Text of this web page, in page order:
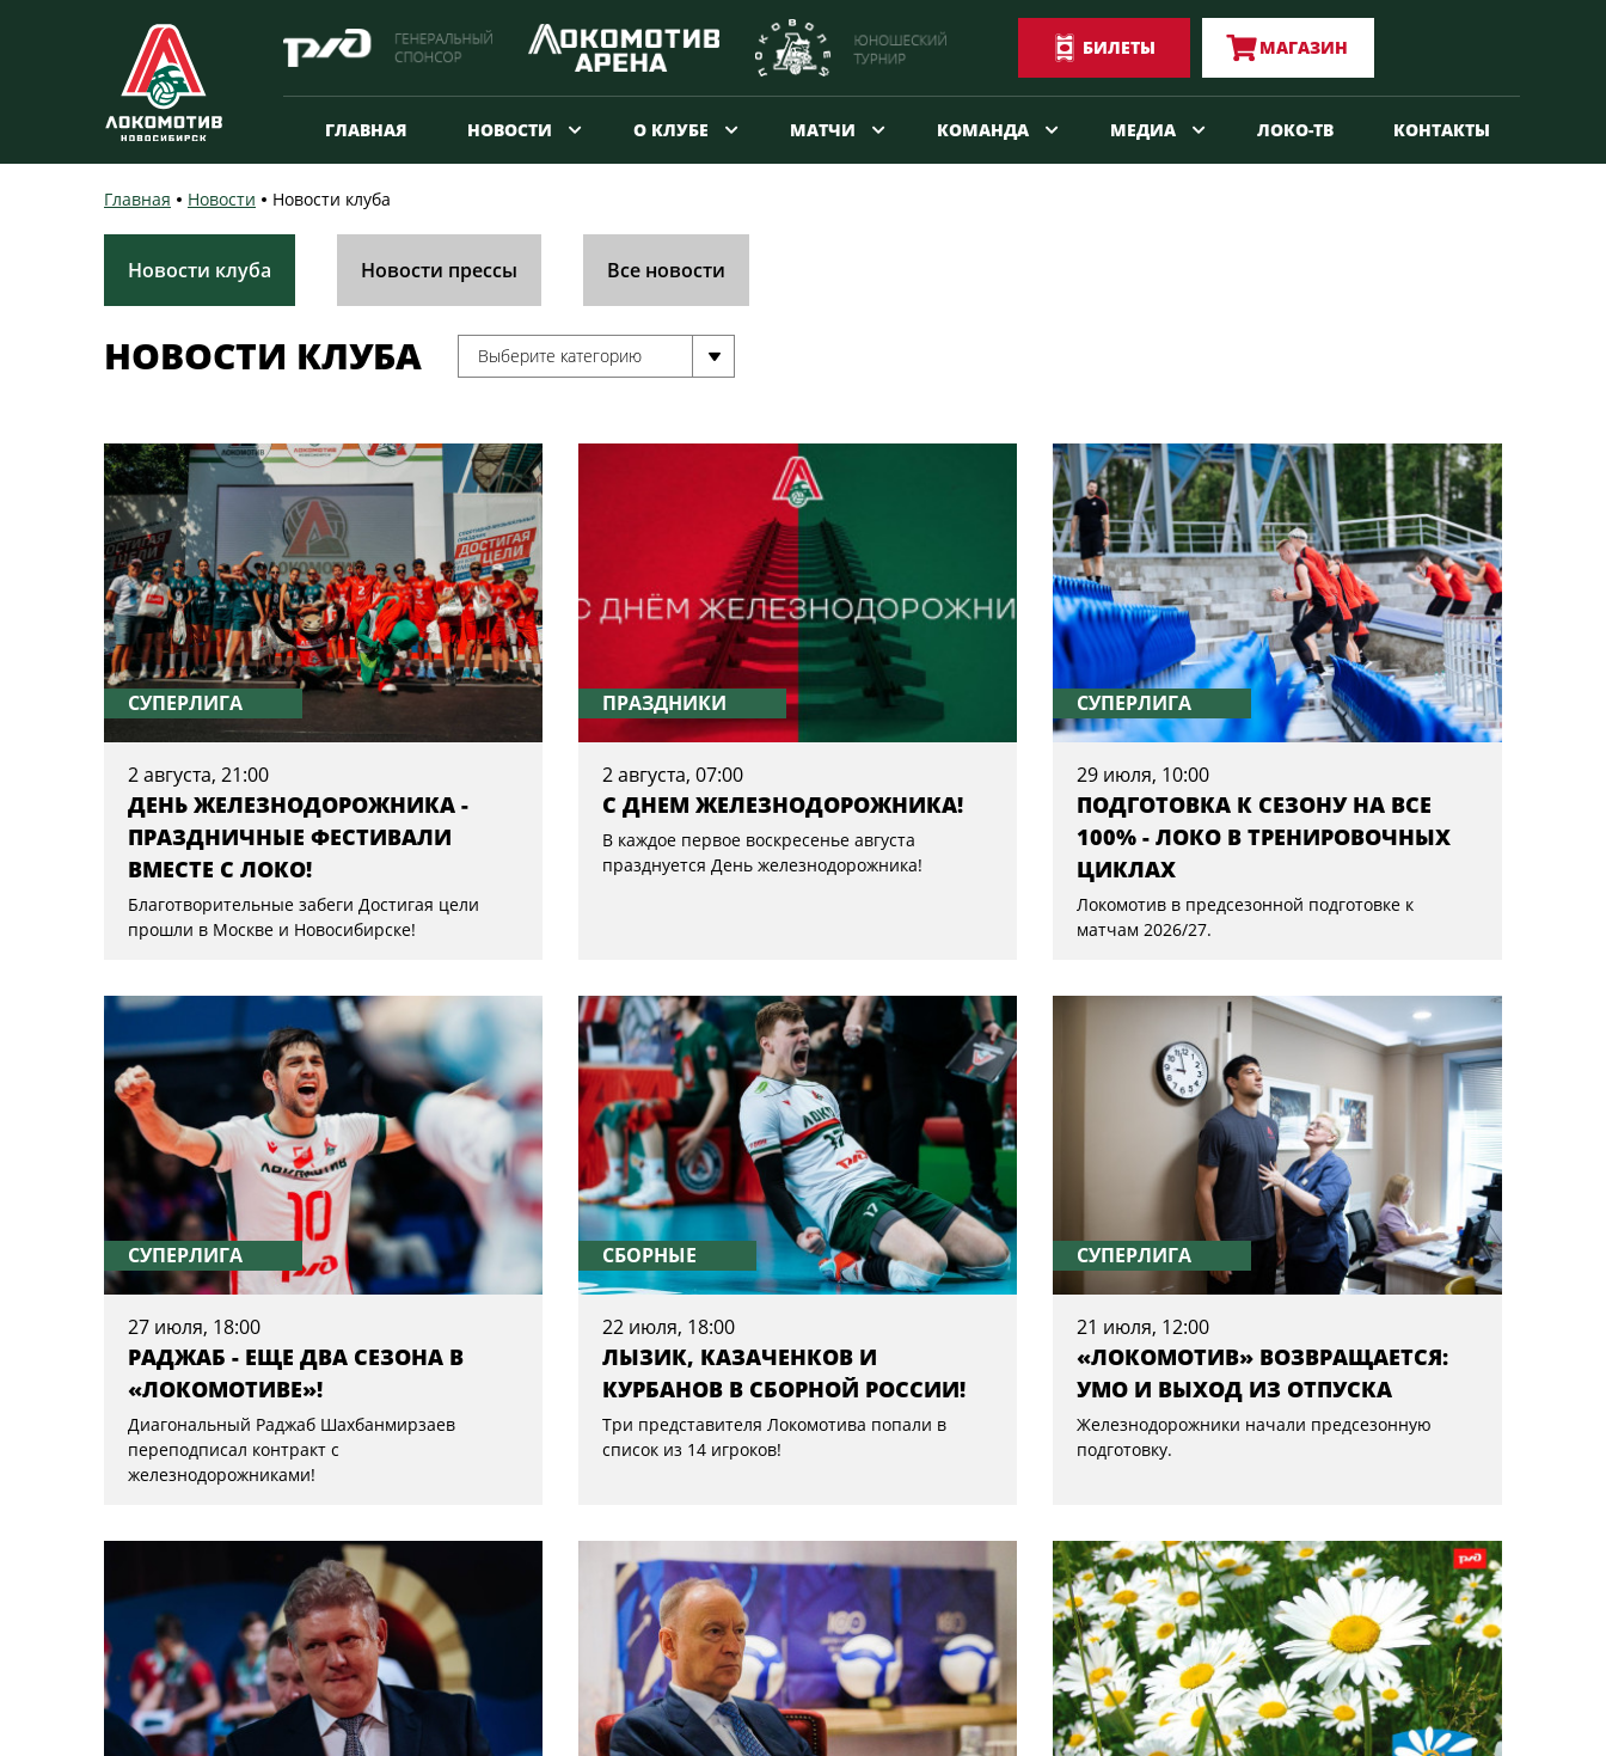
БИЛЕТЫ МАГАЗИН
ГЛАВНАЯ НОВОСТИ О КЛУБЕ МАТЧИ КОМАНДА МЕДИА ЛОКО-ТВ КОНТАКТЫ
Главная Новости Новости клуба
Новости клуба Новости прессы Все новости
НОВОСТИ КЛУБА
СУПЕРЛИГА
2 августа, 21:00
ДЕНЬ ЖЕЛЕЗНОДОРОЖНИКА -
ПРАЗДНИЧНЫЕ ФЕСТИВАЛИ
ВМЕСТЕ С ЛОКО!
Благотворительные забеги Достигая цели
прошли в Москве и Новосибирске!
ПРАЗДНИКИ
2 августа, 07:00
С ДНЕМ ЖЕЛЕЗНОДОРОЖНИКА!
В каждое первое воскресенье августа
празднуется День железнодорожника!
СУПЕРЛИГА
29 июля, 10:00
ПОДГОТОВКА К СЕЗОНУ НА ВСЕ
100% - ЛОКО В ТРЕНИРОВОЧНЫХ
ЦИКЛАХ
Локомотив в предсезонной подготовке к
матчам 2026/27.
СУПЕРЛИГА
27 июля, 18:00
РАДЖАБ - ЕЩЕ ДВА СЕЗОНА В
«ЛОКОМОТИВЕ»!
Диагональный Раджаб Шахбанмирзаев
переподписал контракт с
железнодорожниками!
СБОРНЫЕ
22 июля, 18:00
ЛЫЗИК, КАЗАЧЕНКОВ И
КУРБАНОВ В СБОРНОЙ РОССИИ!
Три представителя Локомотива попали в
список из 14 игроков!
СУПЕРЛИГА
21 июля, 12:00
«ЛОКОМОТИВ» ВОЗВРАЩАЕТСЯ:
УМО И ВЫХОД ИЗ ОТПУСКА
Железнодорожники начали предсезонную
подготовку.